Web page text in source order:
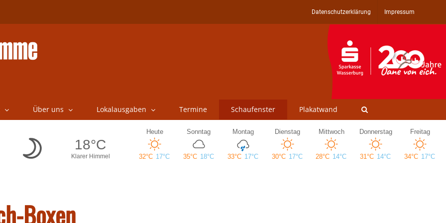
Datenschutzerklärung Impressum
Über uns Lokalausgaben Termine Schaufenster Plakatwand
Boxen